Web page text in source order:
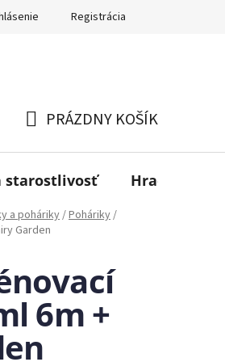
Registrácia
KOŠÍK
PRÁZDNY KOŠÍK
starostlivosť Hračky
a poháriky/Poháriky/
Garden
6m +